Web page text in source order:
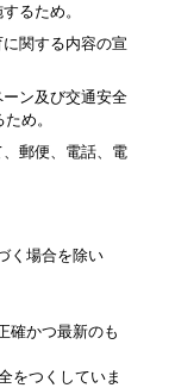
るため。
関する内容の宣
ン及び交通安全
め。
郵便、電話、電
く場合を除い
確かつ最新のも
をつくしていま